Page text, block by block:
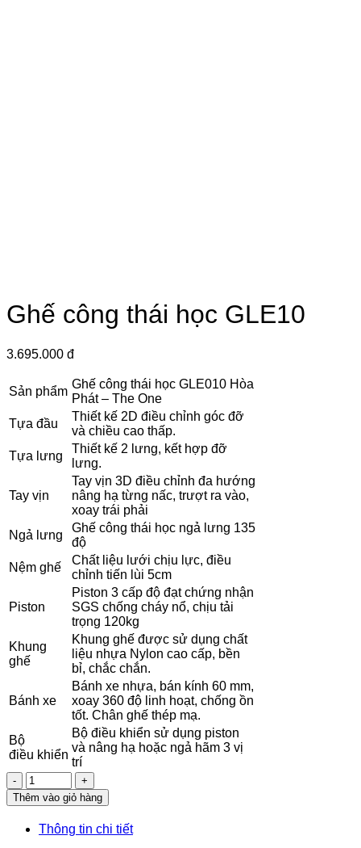
Ghế công thái học GLE10
3.695.000 đ
Sản phẩm
Ghế công thái học GLE010 Hòa
Phát – The One
Tựa đầu
Thiết kế 2D điều chỉnh góc đỡ
và chiều cao thấp.
Tựa lưng
Thiết kế 2 lưng, kết hợp đỡ
lưng.
Tay vịn
Tay vịn 3D điều chỉnh đa hướng
nâng hạ từng nấc, trượt ra vào,
xoay trái phải
Ngả lưng
Ghế công thái học ngả lưng 135
độ
Nệm ghế
Chất liệu lưới chịu lực, điều
chỉnh tiến lùi 5cm
Piston
Piston 3 cấp độ đạt chứng nhận
SGS chống cháy nổ, chịu tải
trọng 120kg
Khung
ghế
Khung ghế được sử dụng chất
liệu nhựa Nylon cao cấp, bền
bỉ, chắc chắn.
Bánh xe
Bánh xe nhựa, bán kính 60 mm,
xoay 360 độ linh hoạt, chống ồn
tốt. Chân ghế thép mạ.
Bộ
điều khiển
Bộ điều khiển sử dụng piston
và nâng hạ hoặc ngả hãm 3 vị
trí
Số
lượng
Thêm vào giỏ hàng
Thông tin chi tiết